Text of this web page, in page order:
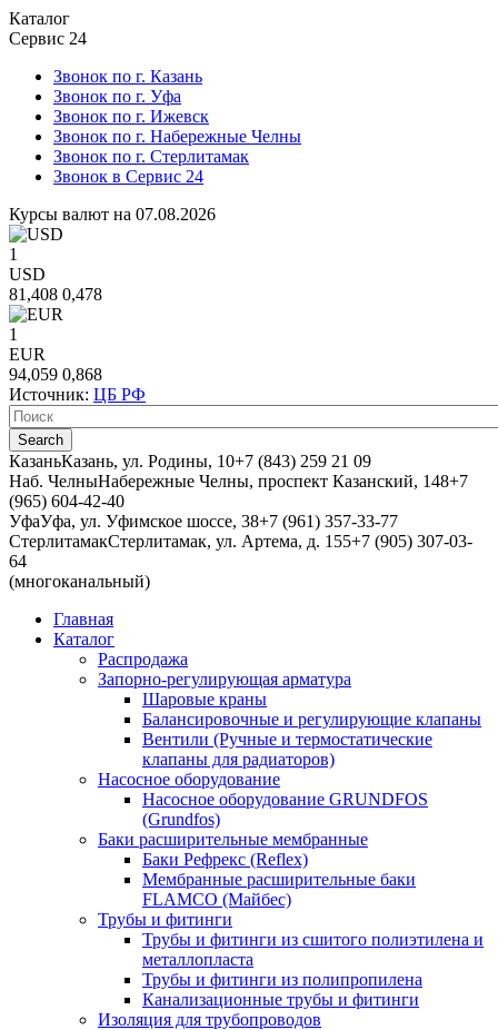
Каталог
Сервис 24
Звонок по г. Казань
Звонок по г. Уфа
Звонок по г. Ижевск
Звонок по г. Набережные Челны
Звонок по г. Стерлитамак
Звонок в Сервис 24
Курсы валют на 07.08.2026
1
USD
81,408 0,478
1
EUR
94,059 0,868
Источник: ЦБ РФ
КазаньКазань, ул. Родины, 10+7 (843) 259 21 09
Наб. ЧелныНабережные Челны, проспект Казанский, 148+7
(965) 604-42-40
УфаУфа, ул. Уфимское шоссе, 38+7 (961) 357-33-77
СтерлитамакСтерлитамак, ул. Артема, д. 155+7 (905) 307-03-
64
(многоканальный)
Главная
Каталог
Распродажа
Запорно-регулирующая арматура
Шаровые краны
Балансировочные и регулирующие клапаны
Вентили (Ручные и термостатические
клапаны для радиаторов)
Насосное оборудование
Насосное оборудование GRUNDFOS
(Grundfos)
Баки расширительные мембранные
Баки Рефрекс (Reflex)
Мембранные расширительные баки
FLAMCO (Майбес)
Трубы и фитинги
Трубы и фитинги из сшитого полиэтилена и
металлопласта
Трубы и фитинги из полипропилена
Канализационные трубы и фитинги
Изоляция для трубопроводов